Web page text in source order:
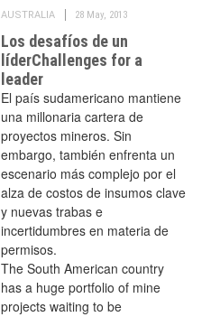
AUSTRALIA 28 May, 2013
Los desafíos de un
líderChallenges for a
leader
El país sudamericano mantiene
una millonaria cartera de
proyectos mineros. Sin
embargo, también enfrenta un
escenario más complejo por el
alza de costos de insumos clave
y nuevas trabas e
incertidumbres en materia de
permisos.
The South American country
has a huge portfolio of mine
projects waiting to be